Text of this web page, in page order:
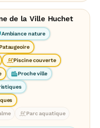
de la Ville Huchet
Ambiance nature
Pataugeoire
Piscine couverte
Proche ville
Parc aquatique